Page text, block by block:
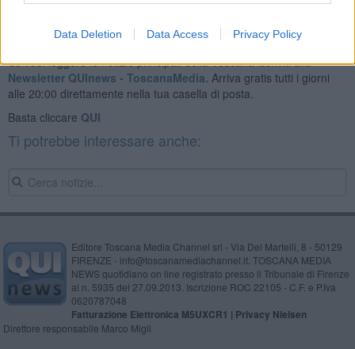
Data Deletion Data Access Privacy Policy
Se vuoi leggere le notizie principali della Toscana iscriviti alla
Newsletter QUInews - ToscanaMedia. Arriva gratis tutti i giorni
alle 20:00 direttamente nella tua casella di posta.
Basta cliccare QUI
Ti potrebbe interessare anche:
Editore Toscana Media Channel srl - Via Dei Martelli, 8 - 50129
FIRENZE - info@toscanamediachannel.it. TOSCANA MEDIA
NEWS quotidiano on line registrato presso il Tribunale di Firenze
al n. 5935 del 27.09.2013. Iscrizione ROC 22105 - C.F. e P.Iva
0620787048
Fatturazione Elettronica M5UXCR1 | Privacy Nielsen
Direttore responsabile Marco Migli